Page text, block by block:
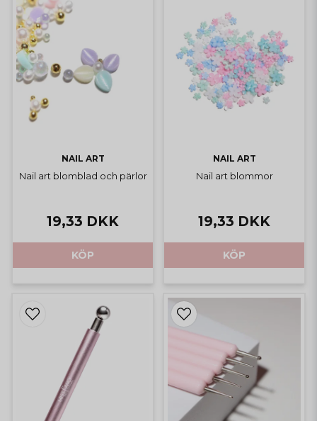
NAIL ART
Nail art blomblad och pärlor
19,33 DKK
KÖP
NAIL ART
Nail art blommor
19,33 DKK
KÖP